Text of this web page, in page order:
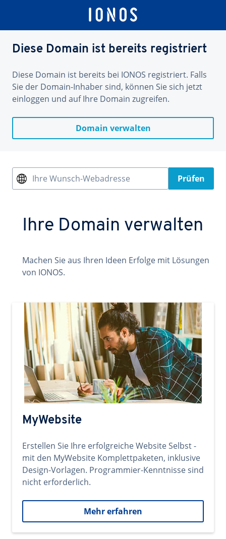
Diese Domain ist bereits registriert
Diese Domain ist bereits bei IONOS registriert. Falls
Sie der Domain-Inhaber sind, können Sie sich jetzt
einloggen und auf Ihre Domain zugreifen.
Domain verwalten
Ihre Wunsch-Webadresse Prüfen
Ihre Domain verwalten
Machen Sie aus Ihren Ideen Erfolge mit Lösungen
von IONOS.
MyWebsite
Erstellen Sie Ihre erfolgreiche Website Selbst -
mit den MyWebsite Komplettpaketen, inklusive
Design-Vorlagen. Programmier-Kenntnisse sind
nicht erforderlich.
Mehr erfahren